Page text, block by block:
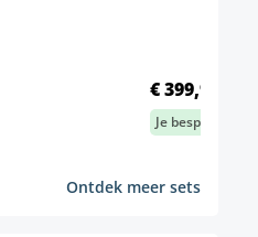
€ 399,90*
Je bespaart: €
Ontdek meer sets